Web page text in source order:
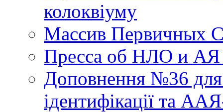
колоквіуму
Массив Первичных
Пресса об НЛО и
Доповнення №36
ідентифікації та